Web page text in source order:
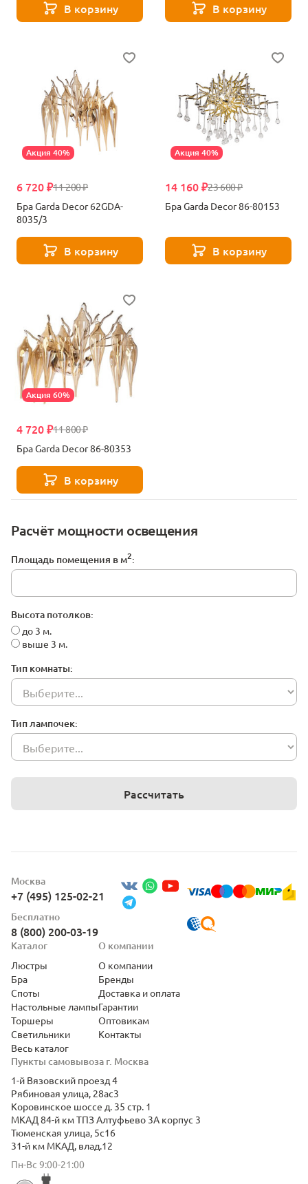
Расчёт мощности освещения
Площадь помещения в м2:
Высота потолков:
до 3 м.
выше 3 м.
Тип комнаты:
Тип лампочек:
Рассчитать
В корзину В корзину
Акция 40%
11 200 ₽
6 720 ₽
Бра Garda Decor 62GDA-
8035/3
В корзину
Акция 40%
23 600 ₽
14 160 ₽
Бра Garda Decor 86-80153
В корзину
Акция 60%
11 800 ₽
4 720 ₽
Бра Garda Decor 86-80353
В корзину
Москва
+7 (495) 125-02-21
Бесплатно
8 (800) 200-03-19
Пункты самовывоза г. Москва
1-й Вязовский проезд 4
Рябиновая улица, 28ас3
Коровинское шоссе д. 35 стр. 1
МКАД 84-й км ТПЗ Алтуфьево 3А корпус 3
Тюменская улица, 5с16
31-й км МКАД, влад.12
Пн-Вс 9:00-21:00
Каталог
Люстры
Бра
Споты
Настольные лампы
Торшеры
Светильники
Весь каталог
О компании
О компании
Бренды
Доставка и оплата
Гарантии
Оптовикам
Контакты